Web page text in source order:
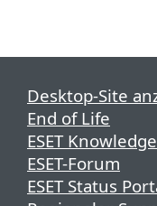
Desktop-Site
End of Life
ESET
ESET-Forum
ESET Status